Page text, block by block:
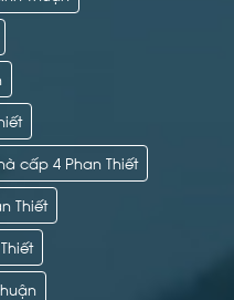
cấp 4 Phan Thiết
Thiết